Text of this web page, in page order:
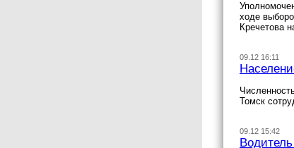
ходе
Кречетова
09.12 16:11
Томск
09.12 15:42